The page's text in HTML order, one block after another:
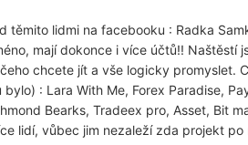
těmito lidmi na facebooku : Radka
mají dokonce i více účtů!! Naštěstí
chcete jít a vše logicky promyslet.
: Lara With Me, Forex Paradise,
Bearks, Tradeex pro, Asset, Bit
lidí, vůbec jim nezaleží zda projekt